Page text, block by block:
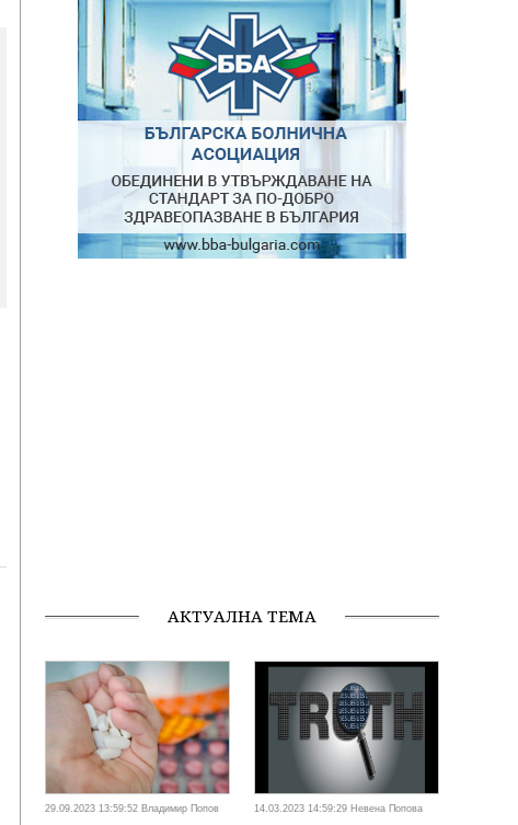
АКТУАЛНА ТЕМА
29.09.2023 13:59:52 Владимир Попов 14.03.2023 14:59:29 Невена Попова